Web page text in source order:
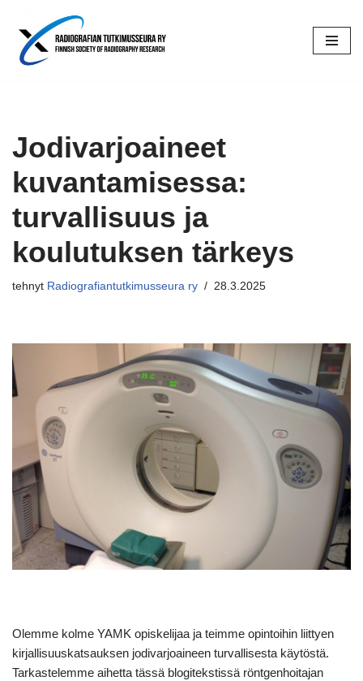
Siirry
suoraan
Jodivarjoaineet
kuvantamisessa:
turvallisuus ja
koulutuksen tärkeys
tehnyt Radiografiantutkimusseura ry 28.3.2025
Olemme kolme YAMK opiskelijaa ja teimme opintoihin liittyen
kirjallisuuskatsauksen jodivarjoaineen turvallisesta käytöstä.
Tarkastelemme aihetta tässä blogitekstissä röntgenhoitajan